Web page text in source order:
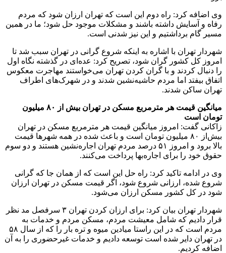
وی اضافه کرد: راه دوم این است که تهران ارزان شود که مردم
رفاه و آسایش داشته باشند و مشکلات موجود حل شود؛ ما در همین
مسیر گام برداشتیم و این نیز شدنی است.
شهردار تهران با اشاره به اینکه شروع گرانی در تهران سبب شد تا
امروز کل کشور گران شود، تصریح کرد: عده‌ای در گذشته نگاه اول
را دنبال کردند و با گران کردن تهران می‌خواستند مهاجرت معکوس
اتفاق بیفتد اما مردم حاشیه‌نشین شدند و در شهرک‌های اطراف
تهران ساکن شدند.
میانگین قیمت هر مترمربع مسکن در تهران بیش‌ از ۸۰ میلیون
تومان است
زاکانی گفت: امروز میانگین قیمت هر مترمربع مسکن در تهران
بیش‌از ۸۰ میلیون تومان است و باعث شده در همه شهرها قیمت
بالا برود و امروز ۵۱ درصد مردم تهران اجاره‌نشین هستند و دو سوم
حقوق خود را برای اجاره‌بها پرداخت می‌کنند.
وی در ادامه تاکید کرد: راه حل این است که از همان جا که گرانی
شروع شده، ارزانی شروع شود، اگر قیمت مسکن در تهران ارزان
شود در کل کشور مسکن ارزان می‌شود.
شهردار تهران بیان کرد: برای ارزان کردن تهران ۳ سرفصل مد نظر
قرار دادیم که شامل معیشت مردم، مسکن مردم و خدمات به
مردم است که در این راستا میادین میوه و تره بار را که از سال ۵۸
در تهران دایر شده است توسعه دادیم و خدمات غیرحضوری را به آن
اضافه کردیم.